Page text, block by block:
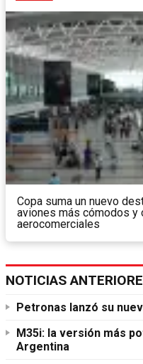
Copa suma un nuevo
aviones más cómodos y
aerocomerciales
NOTICIAS
Petronas lanzó su
M35i: la versión más
Argentina